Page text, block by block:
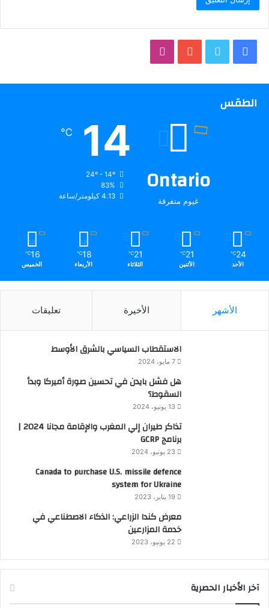
فيسبوك يوتيوب
الطقس
Ontario
غيوم متفرقة
14
℃
83%
4.13 كيلومتر/ساعة
24
℃
الأحد
21
℃
الأثنين
21
℃
الثلاثاء
18
℃
الأربعاء
16
℃
الخميس
الأشهر الأخيرة تعليقات
الاستقطاب السياسي بالشرق الأوسط
7 مايو، 2024
هل فشل بايدن في تحسين صورة أميركا وبدأ
السقوط؟
13 يونيو، 2024
تذاكر طيران إلي المغرب والإقامة مجانا 2024 |
برنامج GCRP
23 يونيو، 2024
Canada to purchase U.S. missile defence
system for Ukraine
19 يناير، 2023
معرض كندا الزراعي: الذكاء الاصطناعي في
خدمة المزارعين
22 يونيو، 2023
آخر الأخبار الحصرية